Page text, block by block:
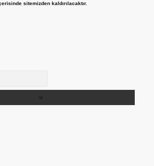
sitemizden kaldırılacaktır.